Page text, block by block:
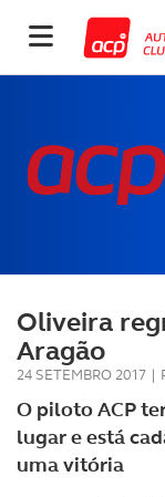
Oliveira
Aragão
24 SETEMBRO 2017 |
O piloto ACP
lugar e está
uma vitória